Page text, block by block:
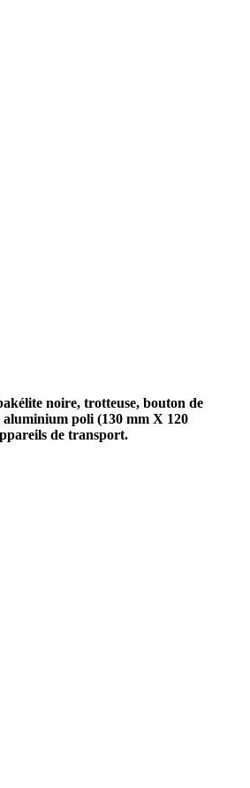
noire, trotteuse, bouton de
poli (130 mm X 120
de transport.